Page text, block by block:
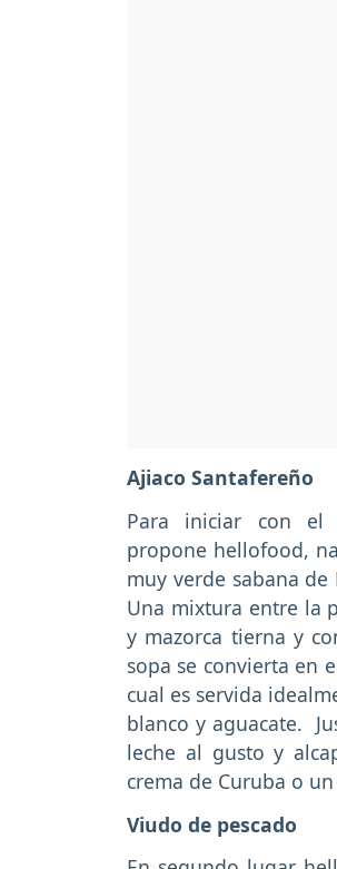
Ajiaco Santafereño
Para iniciar con
propone hellofood,
muy verde sabana
Una mixtura entre la
y mazorca tierna y
sopa se convierta en
cual es servida
blanco y aguacate.
leche al gusto y
crema de Curuba o
Viudo de pescado